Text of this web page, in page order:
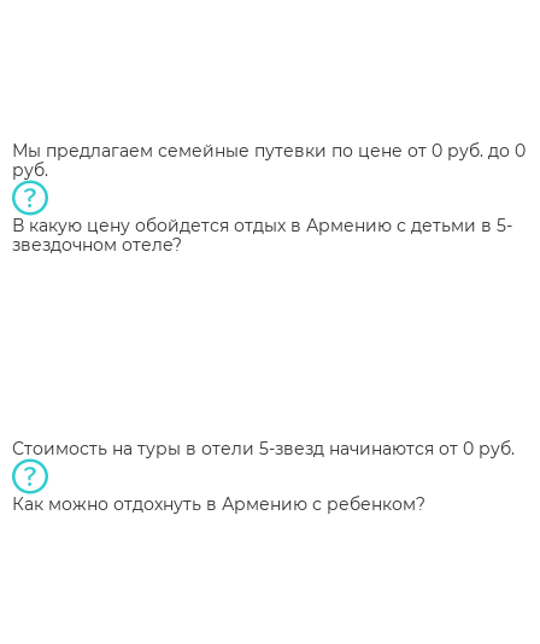
Мы предлагаем семейные путевки по цене от 0 руб. до 0
руб.
В какую цену обойдется отдых в Армению с детьми в 5-
звездочном отеле?
Стоимость на туры в отели 5-звезд начинаются от 0 руб.
Как можно отдохнуть в Армению с ребенком?